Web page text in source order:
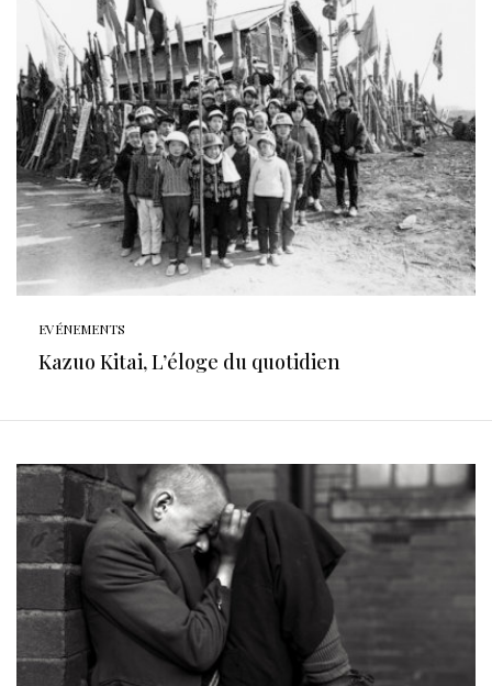
EVÉNEMENTS
Kazuo Kitai, L’éloge du quotidien